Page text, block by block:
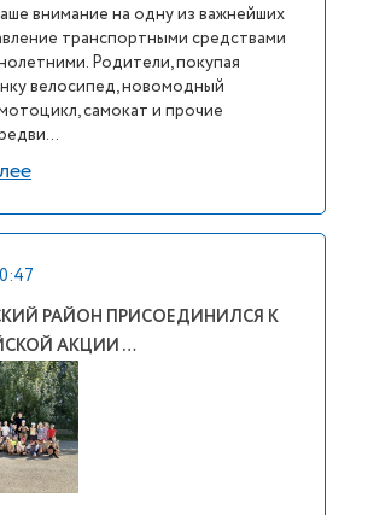
внимание на одну из важнейших
транспортными средствами
Родители, покупая
велосипед, новомодный
самокат и прочие
РАЙОН ПРИСОЕДИНИЛСЯ К
АКЦИИ …